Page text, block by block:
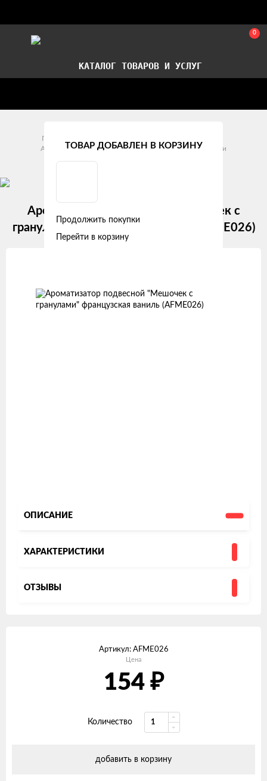
0
КАТАЛОГ ТОВАРОВ И УСЛУГ
Главная
Ароматизаторы воздуха
Ароматизаторы Мешочки
Ароматизатор подвесной "Мешочек с
гранулами" французская ваниль (AFME026)
ОПИСАНИЕ
ХАРАКТЕРИСТИКИ
ОТЗЫВЫ
Артикул: AFME026
Цена
154 ₽
Количество
добавить в корзину
ТОВАР ДОБАВЛЕН В КОРЗИНУ
Продолжить покупки
Перейти в корзину